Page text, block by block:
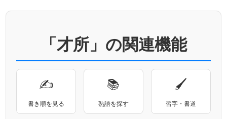
「才所」の関連機能
✍
書き順を見る
📚
熟語を探す
🖌
習字・書道